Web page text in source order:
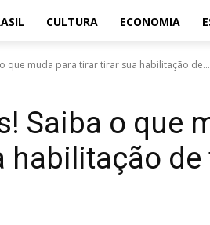
CULTURA ECONOMIA
que muda para tirar tirar sua habilitação de...
Saiba o que
habilitação